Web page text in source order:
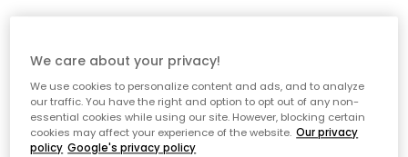
We care about your privacy!
We use cookies to personalize content and ads, and to analyze
our traffic. You have the right and option to opt out of any non-
essential cookies while using our site. However, blocking certain
cookies may affect your experience of the website. Our privacy
policy Google's privacy policy